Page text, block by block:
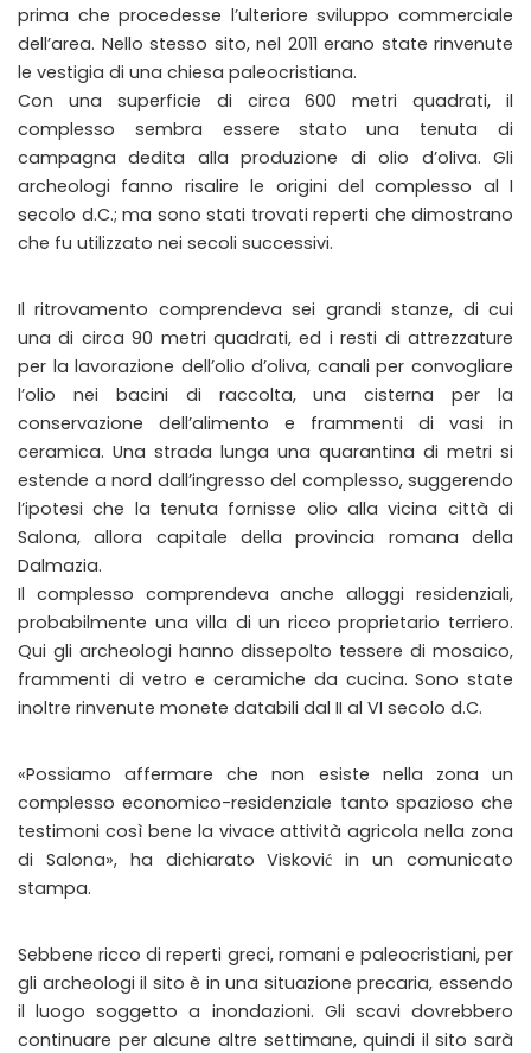
prima che procedesse l’ulteriore sviluppo commerciale
dell’area. Nello stesso sito, nel 2011 erano state rinvenute
le vestigia di una chiesa paleocristiana.
Con una superficie di circa 600 metri quadrati, il
complesso sembra essere stato una tenuta di
campagna dedita alla produzione di olio d’oliva. Gli
archeologi fanno risalire le origini del complesso al I
secolo d.C.; ma sono stati trovati reperti che dimostrano
che fu utilizzato nei secoli successivi.
Il ritrovamento comprendeva sei grandi stanze, di cui
una di circa 90 metri quadrati, ed i resti di attrezzature
per la lavorazione dell’olio d’oliva, canali per convogliare
l’olio nei bacini di raccolta, una cisterna per la
conservazione dell’alimento e frammenti di vasi in
ceramica. Una strada lunga una quarantina di metri si
estende a nord dall’ingresso del complesso, suggerendo
l’ipotesi che la tenuta fornisse olio alla vicina città di
Salona, allora capitale della provincia romana della
Dalmazia.
Il complesso comprendeva anche alloggi residenziali,
probabilmente una villa di un ricco proprietario terriero.
Qui gli archeologi hanno dissepolto tessere di mosaico,
frammenti di vetro e ceramiche da cucina. Sono state
inoltre rinvenute monete databili dal II al VI secolo d.C.
«Possiamo affermare che non esiste nella zona un
complesso economico-residenziale tanto spazioso che
testimoni così bene la vivace attività agricola nella zona
di Salona», ha dichiarato Visković in un comunicato
stampa.
Sebbene ricco di reperti greci, romani e paleocristiani, per
gli archeologi il sito è in una situazione precaria, essendo
il luogo soggetto a inondazioni. Gli scavi dovrebbero
continuare per alcune altre settimane, quindi il sito sarà